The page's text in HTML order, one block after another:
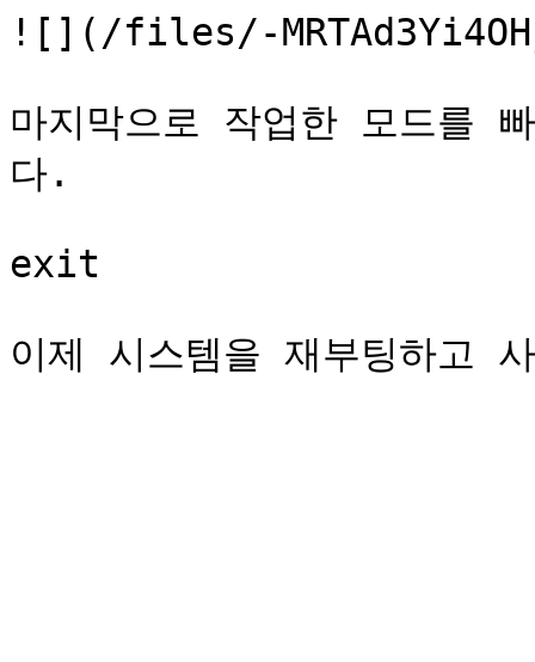
![](/files/-
마지막으로 작업한 모드를
다.
exit